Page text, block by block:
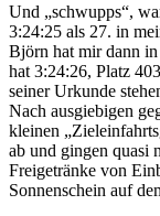
Und „schwupps“,
3:24:25 als 27. in
Björn hat mir dann
hat 3:24:26, Platz
seiner Urkunde
Nach ausgiebigen
kleinen
ab und gingen quasi
Freigetränke von
Sonnenschein auf